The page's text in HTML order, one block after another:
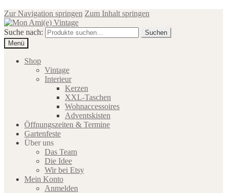
Zur Navigation springen Zum Inhalt springen
Suche nach:
Suchen
Menü
Shop
Vintage
Interieur
Kerzen
XXL-Taschen
Wohnaccessoires
Adventskisten
Öffnungszeiten & Termine
Gartenfeste
Über uns
Das Team
Die Idee
Wir bei Etsy
Mein Konto
Anmelden